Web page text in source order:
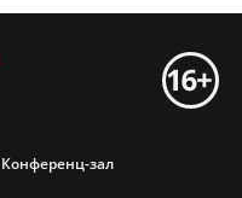
Конференц-зал